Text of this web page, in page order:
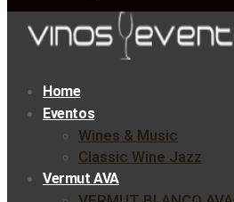
Home
Eventos
Wines & Music
Classic Wine Jazz
Vermut AVA